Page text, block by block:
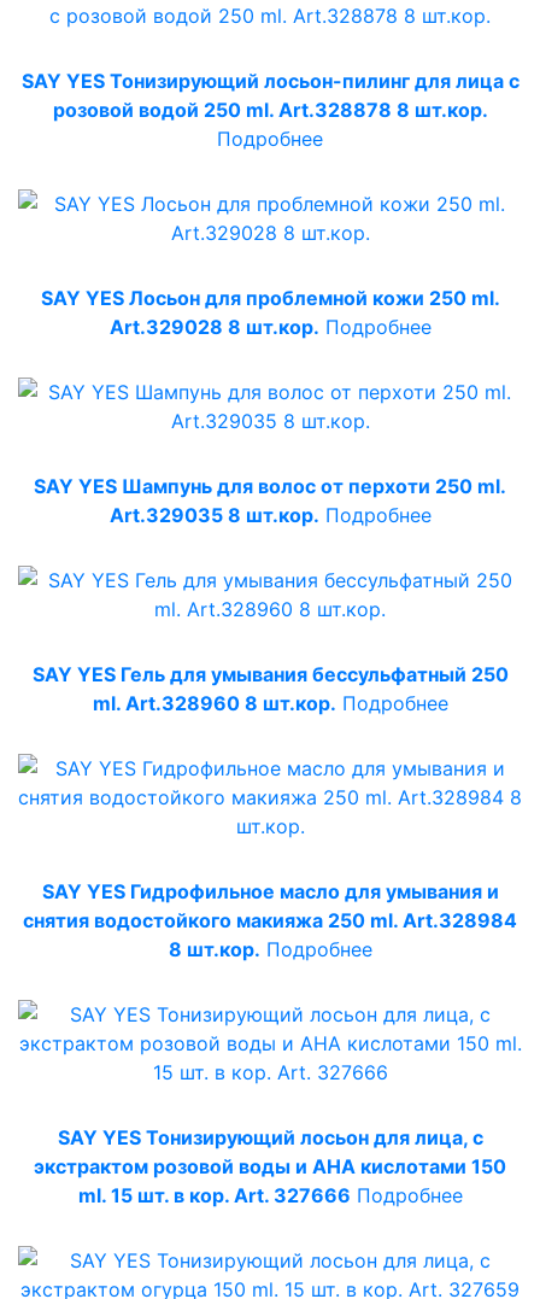
SAY YES Тонизирующий лосьон-пилинг для лица с
розовой водой 250 ml. Art.328878 8 шт.кор.
Подробнее
SAY YES Лосьон для проблемной кожи 250 ml.
Art.329028 8 шт.кор. Подробнее
SAY YES Шампунь для волос от перхоти 250 ml.
Art.329035 8 шт.кор. Подробнее
SAY YES Гель для умывания бессульфатный 250
ml. Art.328960 8 шт.кор. Подробнее
SAY YES Гидрофильное масло для умывания и
снятия водостойкого макияжа 250 ml. Art.328984
8 шт.кор. Подробнее
SAY YES Тонизирующий лосьон для лица, c
экстрактом розовой воды и АНА кислотами 150
ml. 15 шт. в кор. Art. 327666 Подробнее